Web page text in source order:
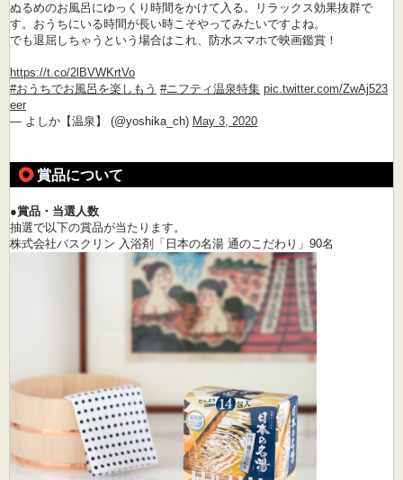
ぬるめのお風呂にゆっくり時間をかけて入る。リラックス効果抜群で
す。おうちにいる時間が長い時こそやってみたいですよね。
でも退屈しちゃうという場合はこれ、防水スマホで映画鑑賞！
https://t.co/2lBVWKrtVo
#おうちでお風呂を楽しもう #ニフティ温泉特集 pic.twitter.com/ZwAj523
eer
— よしか【温泉】 (@yoshika_ch) May 3, 2020
賞品について
●賞品・当選人数
抽選で以下の賞品が当たります。
株式会社バスクリン 入浴剤「日本の名湯 通のこだわり」90名